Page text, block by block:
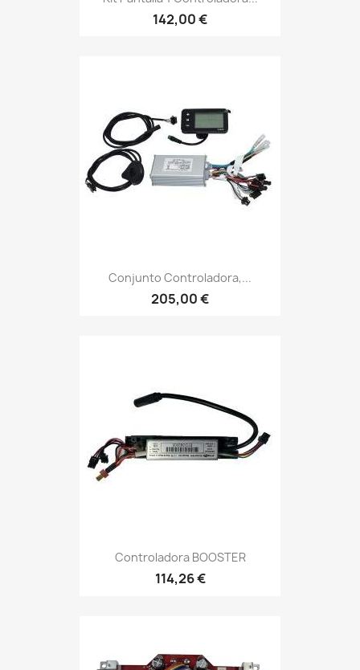
142,00 €
Conjunto Controladora,...
205,00 €
Controladora BOOSTER
114,26 €